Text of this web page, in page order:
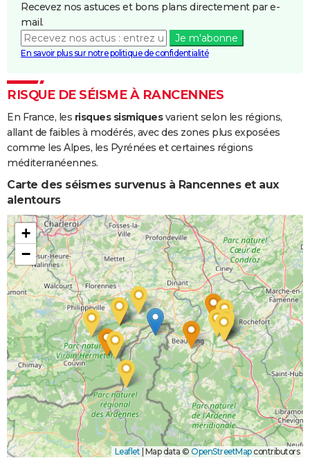
Inondations
et/ou
Boue
31/12/1990 15/01/1991 16 j
Inondations
et/ou
Coulées de
Boue
22/06/1983 22/06/1983 1 j Oui
Recevez nos astuces et bons plans directement par e-
mail.
Je m'abonne
En savoir plus sur notre politique de confidentialité
RISQUE DE SÉISME À RANCENNES
En France, les risques sismiquesvarient selon les régions,
allant de faibles à modérés, avec des zones plus exposées
comme les Alpes, les Pyrénées et certaines régions
méditerranéennes.
Carte des séismes survenus à Rancennes et aux
alentours
+
−
Leaflet Map data © OpenStreetMapcontributors